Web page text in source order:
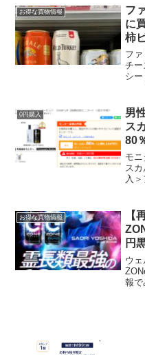
つ
「
お得な買物情報
フ
に
柿
フ
チー
シ
見
0円購入
男
ス
80
モ
ス
入
商
の
お得な買物情報
【
円
ウ
報で